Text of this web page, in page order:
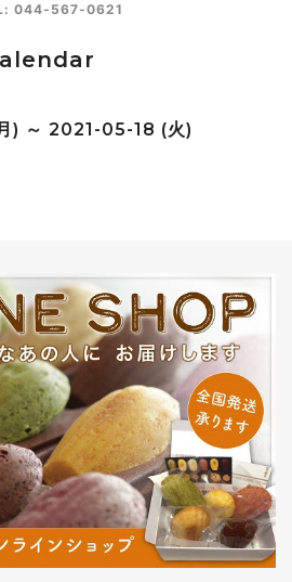
044‑567‑0621
) ～ 2021-05-18 (火)